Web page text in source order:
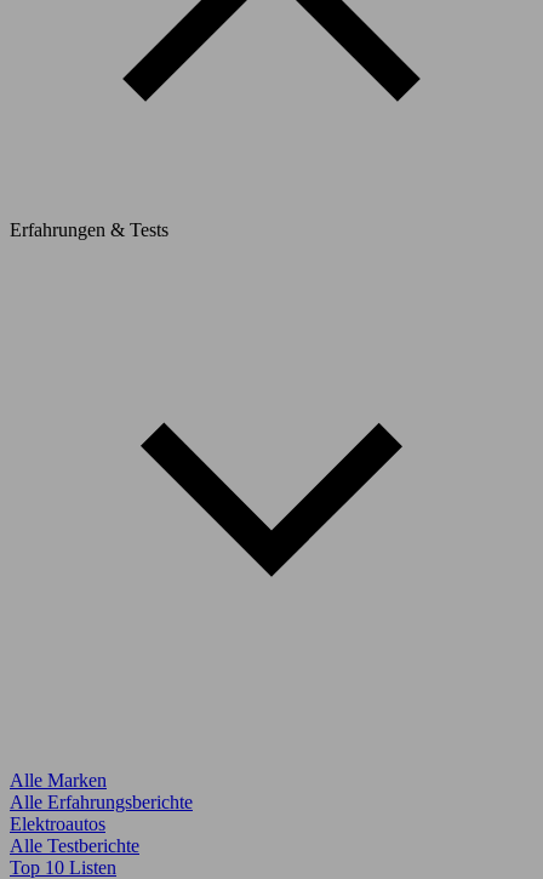
Erfahrungen & Tests
Alle Marken
Alle Erfahrungsberichte
Elektroautos
Alle Testberichte
Top 10 Listen